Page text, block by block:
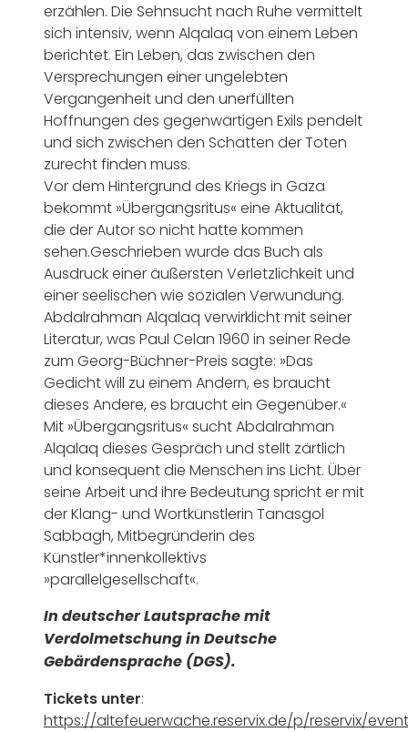
erzählen. Die Sehnsucht nach Ruhe vermittelt
sich intensiv, wenn Alqalaq von einem Leben
berichtet. Ein Leben, das zwischen den
Versprechungen einer ungelebten
Vergangenheit und den unerfüllten
Hoffnungen des gegenwärtigen Exils pendelt
und sich zwischen den Schatten der Toten
zurecht finden muss.
Vor dem Hintergrund des Kriegs in Gaza
bekommt »Übergangsritus« eine Aktualität,
die der Autor so nicht hatte kommen
sehen.Geschrieben wurde das Buch als
Ausdruck einer äußersten Verletzlichkeit und
einer seelischen wie sozialen Verwundung.
Abdalrahman Alqalaq verwirklicht mit seiner
Literatur, was Paul Celan 1960 in seiner Rede
zum Georg-Büchner-Preis sagte: »Das
Gedicht will zu einem Andern, es braucht
dieses Andere, es braucht ein Gegenüber.«
Mit »Übergangsritus« sucht Abdalrahman
Alqalaq dieses Gespräch und stellt zärtlich
und konsequent die Menschen ins Licht. Über
seine Arbeit und ihre Bedeutung spricht er mit
der Klang- und Wortkünstlerin Tanasgol
Sabbagh, Mitbegründerin des
Künstler*innenkollektivs
»parallelgesellschaft«.
In deutscher Lautsprache mit
Verdolmetschung in Deutsche
Gebärdensprache (DGS).
Tickets unter:
https://altefeuerwache.reservix.de/p/reservix/